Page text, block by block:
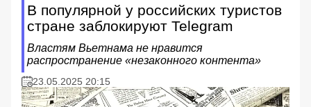
В популярной у российских туристов
стране заблокируют Telegram
Властям Вьетнама не нравится
распространение «незаконного контента»
23.05.2025 20:15